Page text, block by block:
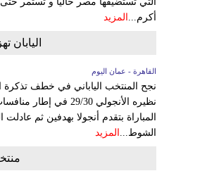
أكرم... المزيد
اليابان تهزم أنجولا 29/30 وتتأهل
القاهرة - عمان اليوم
نجح المنتخب الياباني في خطف تذكرة
نظيره الأنجولي 29/
المباراة بتقدم أنجولا بهدفين ثم
الشوط...
المزيد